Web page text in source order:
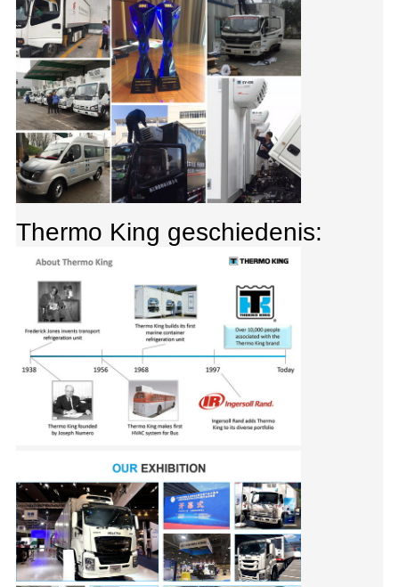
Thermo King geschiedenis: